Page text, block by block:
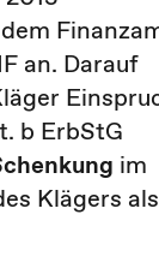
an. Darauf
b ErbStG
im
Klägers als